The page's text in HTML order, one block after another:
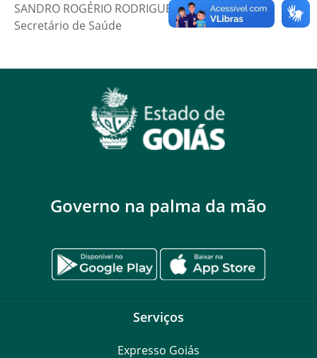
SANDRO ROGÉRIO RODRIGUES BATISTA
Secretário de Saúde
Governo na palma da mão
Serviços
Expresso Goiás